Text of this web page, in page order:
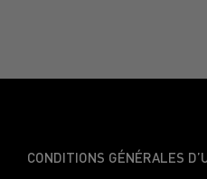
CONDITIONS GÉNÉRALES